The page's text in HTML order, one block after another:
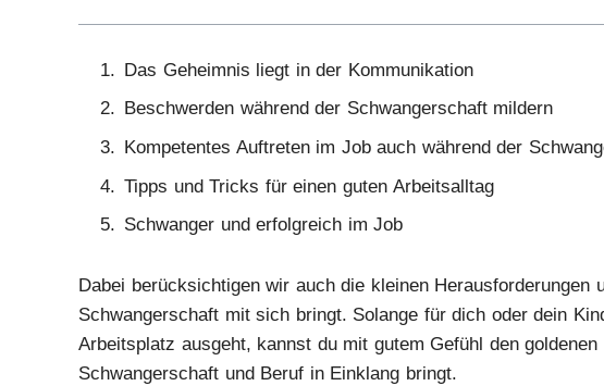
Das Geheimnis liegt in der Kommunikation
Beschwerden während der Schwangerschaft mildern
Kompetentes Auftreten im Job auch während der
Tipps und Tricks für einen guten Arbeitsalltag
Schwanger und erfolgreich im Job
Dabei berücksichtigen wir auch die kleinen Herausforderungen
Schwangerschaft mit sich bringt. Solange für dich oder dein
Arbeitsplatz ausgeht, kannst du mit gutem Gefühl den
Schwangerschaft und Beruf in Einklang bringt.